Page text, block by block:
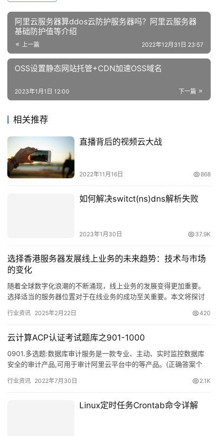
阿里云服务器算ddos云防护服务器吗？阿里云服务器
基础防护值等介绍
上一篇 2022年12月31日 23:57
OSS设置静态网站托管+CDN加速OSS域名
下一篇
2023年1月1日 12:00
相关推荐
直播背后的视频云大战
2022年11月16日 868
如何解决switct(ns)dns解析失败
2023年1月30日 37.9K
选择香港服务器发展线上业务的未来趋势：技术与市场
的变化
随着全球数字化浪潮的不断涌现，线上业务的发展变得更加重要。
选择适当的服务器位置对于在线业务的成功至关重要。本文将探讨
变化如…
行业资讯 2025年2月22日 420
云计算ACP认证考试题库之901-1000
0901.多选题:数据库审计服务是一款专业、主动、实时监控数据库
安全的审计产品,可用于审计阿里云平台中的等产品。(正确答案个
行业资讯 2022年7月30日 2.1K
Linux定时任务Crontab命令详解